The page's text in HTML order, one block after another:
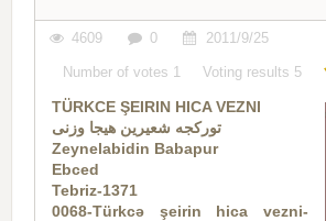
4609 0 2011/9/25
Number of votes 1 Voting results 5
TÜRKCE ŞEIRIN HICA VEZNI
تورکجه شعیرین هیجا وزنی
Zeynelabidin Babapur
Ebced
Tebriz-1371
0068-Türkcə şeirin hica vezni-